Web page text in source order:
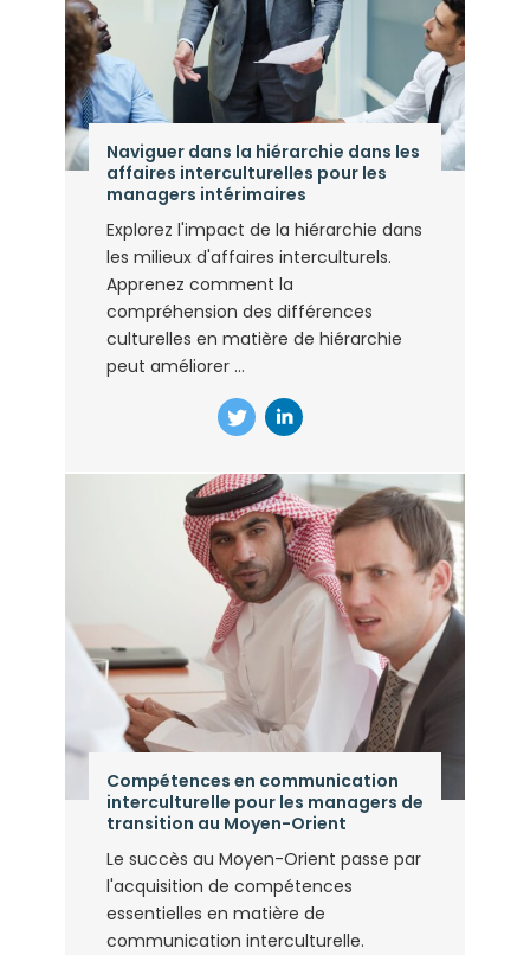
Naviguer dans la hiérarchie dans les
affaires interculturelles pour les
managers intérimaires
Explorez l'impact de la hiérarchie dans
les milieux d'affaires interculturels.
Apprenez comment la
compréhension des différences
culturelles en matière de hiérarchie
peut améliorer ...
Compétences en communication
interculturelle pour les managers de
transition au Moyen-Orient
Le succès au Moyen-Orient passe par
l'acquisition de compétences
essentielles en matière de
communication interculturelle.